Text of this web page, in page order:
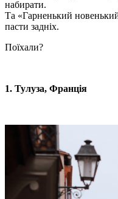
Тоді
Ваше ім'я
набирати.
Та «Гарненький
пасти задніх.
Поїхали?
1. Тулуза, Франція